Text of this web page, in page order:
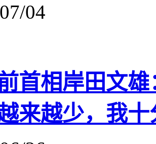
04
首相岸田文
来越少，我十